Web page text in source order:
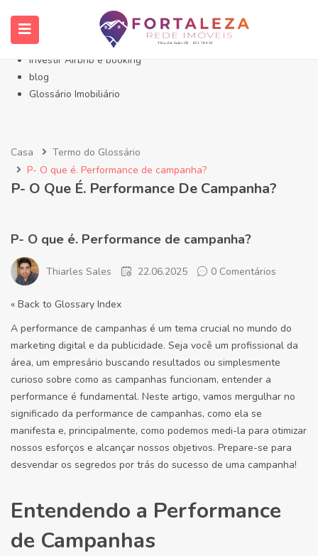
Início- Imóveis Fortaleza Eusébio
Imóveis em Fortaleza
Imóveis no Eusébio
Investir Airbnb e booking
blog
Glossário Imobiliário
Casa
Termo do Glossário
P- O que é. Performance de campanha?
P- O Que É. Performance De Campanha?
P- O que é. Performance de campanha?
Thiarles Sales 22.06.2025 0 Comentários
« Back to Glossary Index
A performance de campanhas é um tema crucial no mundo do
marketing digital e da publicidade. Seja você um profissional da
área, um empresário buscando resultados ou simplesmente
curioso sobre como as campanhas funcionam, entender a
performance é fundamental. Neste artigo, vamos mergulhar no
significado da performance de campanhas, como ela se
manifesta e, principalmente, como podemos medi-la para otimizar
nossos esforços e alcançar nossos objetivos. Prepare-se para
desvendar os segredos por trás do sucesso de uma campanha!
Entendendo a Performance
de Campanhas